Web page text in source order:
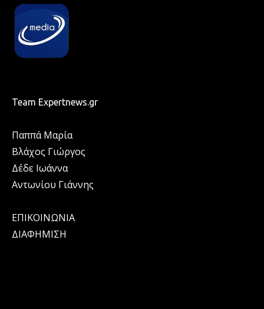
Team Expertnews.gr
Παππά Μαρία
Βλάχος Γιώργος
Δέδε Ιωάννα
Αντωνίου Γιάννης
ΕΠΙΚΟΙΝΩΝΙΑ
ΔΙΑΦΗΜΙΣΗ